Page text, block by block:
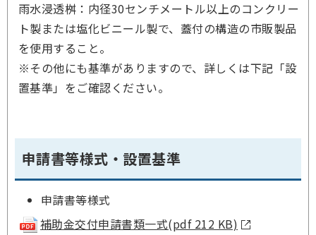
雨水浸透桝：内径30センチメートル以上のコンクリー
ト製または塩化ビニール製で、蓋付の構造の市販製品
を使用すること。
※その他にも基準がありますので、詳しくは下記「設
置基準」をご確認ください。
申請書等様式・設置基準
申請書等様式
補助金交付申請書類一式(pdf 212 KB)